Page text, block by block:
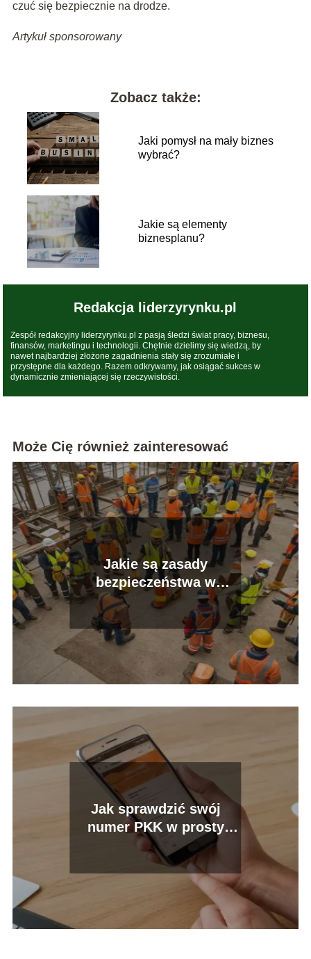
czuć się bezpiecznie na drodze.
Artykuł sponsorowany
Zobacz także:
Jaki pomysł na mały biznes
wybrać?
Jakie są elementy
biznesplanu?
Redakcja liderzyrynku.pl
Zespół redakcyjny liderzyrynku.pl z pasją śledzi świat pracy, biznesu,
finansów, marketingu i technologii. Chętnie dzielimy się wiedzą, by
nawet najbardziej złożone zagadnienia stały się zrozumiałe i
przystępne dla każdego. Razem odkrywamy, jak osiągać sukces w
dynamicznie zmieniającej się rzeczywistości.
Może Cię również zainteresować
Jakie są zasady
bezpieczeństwa w
miejscu pracy?
Jak sprawdzić swój
numer PKK w prosty
sposób?